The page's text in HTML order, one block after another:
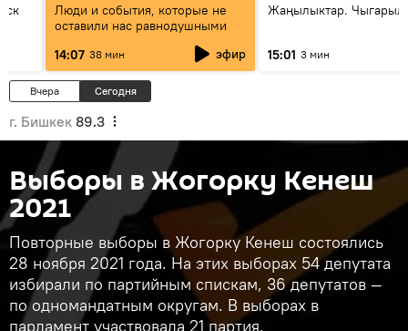
Люди и события, которые не
оставили нас равнодушными
14:07 38 мин эфир
Жаңылыктар.
15:01 3 мин
Вчера Сегодня
г. Бишкек 89.3
Выборы в Жогорку Кенеш
2021
Повторные выборы в Жогорку Кенеш состоялись
28 ноября 2021 года. На этих выборах 54 депутата
избирали по партийным спискам, 36 депутатов —
по одномандатным округам. В выборах в
парламент участвовала 21 партия.